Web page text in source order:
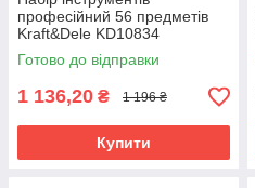
професійний 56 предметів
Kraft&Dele KD10834
Готово до відправки
1 136,20 ₴ 1 196 ₴
Купити